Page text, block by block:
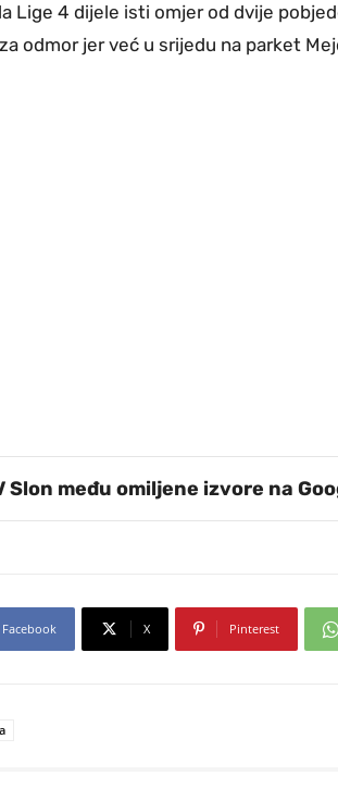
Lige 4 dijele isti omjer od dvije
odmor jer već u srijedu na parket
Slon među omiljene izvore na
Facebook X Pinterest